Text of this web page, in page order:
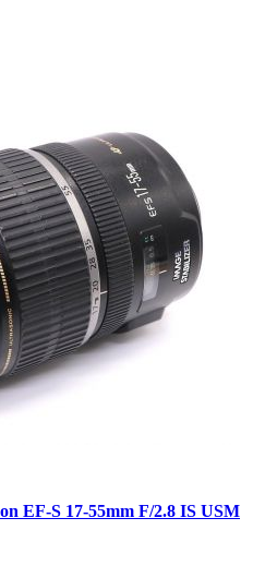
EF-S 17-55mm F/2.8 IS USM